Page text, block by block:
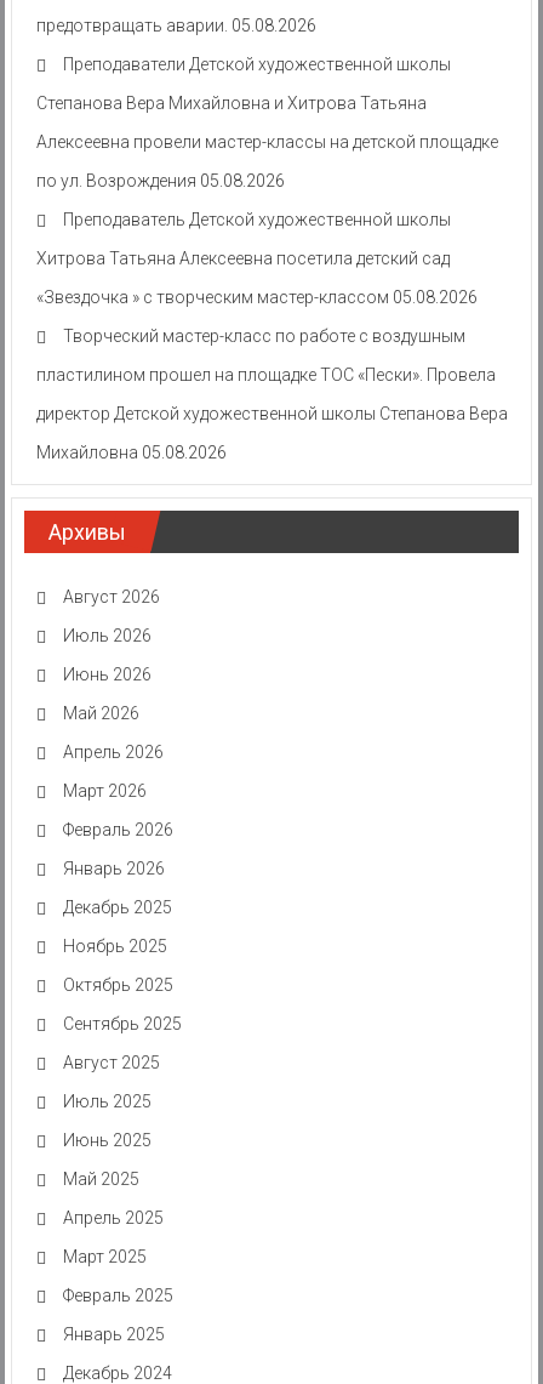
предотвращать аварии. 05.08.2026
Преподаватели Детской художественной школы
Степанова Вера Михайловна и Хитрова Татьяна
Алексеевна провели мастер-классы на детской площадке
по ул. Возрождения 05.08.2026
Преподаватель Детской художественной школы
Хитрова Татьяна Алексеевна посетила детский сад
«Звездочка » с творческим мастер-классом 05.08.2026
Творческий мастер-класс по работе с воздушным
пластилином прошел на площадке ТОС «Пески». Провела
директор Детской художественной школы Степанова Вера
Михайловна 05.08.2026
Архивы
Август 2026
Июль 2026
Июнь 2026
Май 2026
Апрель 2026
Март 2026
Февраль 2026
Январь 2026
Декабрь 2025
Ноябрь 2025
Октябрь 2025
Сентябрь 2025
Август 2025
Июль 2025
Июнь 2025
Май 2025
Апрель 2025
Март 2025
Февраль 2025
Январь 2025
Декабрь 2024